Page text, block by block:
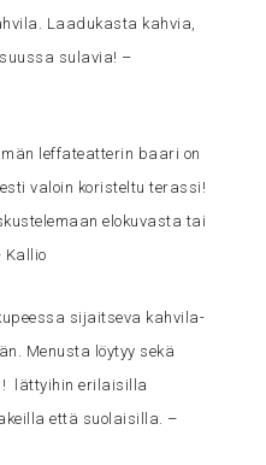
Laadukasta kahvia,
sulavia! –
leffateatterin baari on
valoin koristeltu terassi!
elokuvasta tai
Kallio
sijaitseva kahvila-
Menusta löytyy sekä
lättyihin erilaisilla
että suolaisilla. –